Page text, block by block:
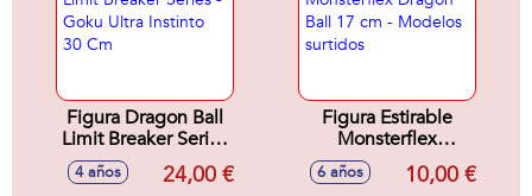
Figura Dragon Ball
Limit Breaker Series
- Goku Ultra Instinto
30 Cm
4 años 24,00 €
Figura Estirable
Monsterflex
Dragon Ball 17 cm -
Modelos surtidos
6 años 10,00 €